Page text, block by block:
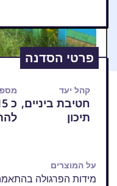
פרטי הסדנה
קהל יעד
חטיבת ביניים,
תיכון
על המוצרים
מידות הפרגולה